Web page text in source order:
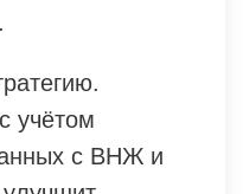
учётом
с ВНЖ и